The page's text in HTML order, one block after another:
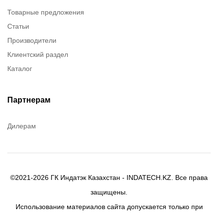
Товарные предложения
Статьи
Производители
Клиентский раздел
Каталог
Партнерам
Дилерам
©2021-2026 ГК Индатэк Казахстан - INDATECH.KZ. Все права
защищены.
Использование материалов сайта допускается только при